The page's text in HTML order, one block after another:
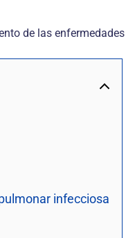
de las
infecciosa